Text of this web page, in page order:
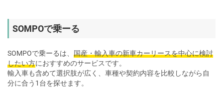
SOMPOで乗ーる
SOMPOで乗ーるは、 国産・輸入車の新車カーリースを中心に検討
したい方におすすめのサービスです。
輸入車も含めて選択肢が広く、車種や契約内容を比較しながら自
分に合う1台を探せます。